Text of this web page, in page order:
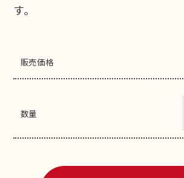
す。
販売価格
数量